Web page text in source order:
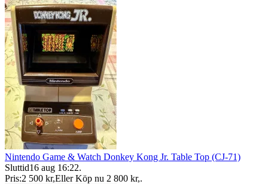
Nintendo Game & Watch Donkey Kong Jr. Table Top (CJ-71)
Sluttid16 aug 16:22.
Pris:2 500 kr,Eller Köp nu 2 800 kr,.